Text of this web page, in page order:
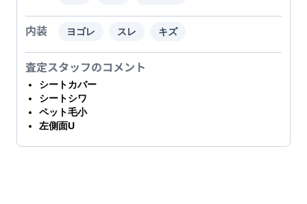
内装 ヨゴレ スレ キズ
査定スタッフのコメント
シートカバー
シートシワ
ペット毛小
左側面U